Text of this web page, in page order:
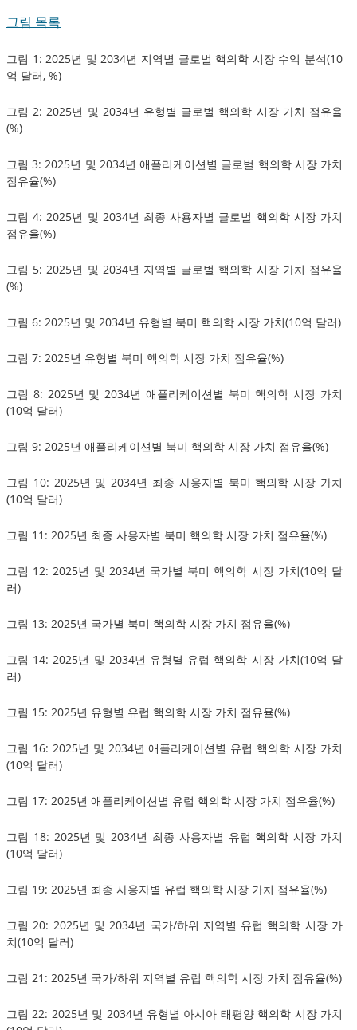
그림 목록
그림 1: 2025년 및 2034년 지역별 글로벌 핵의학 시장 수익 분석(10
억 달러, %)
그림 2: 2025년 및 2034년 유형별 글로벌 핵의학 시장 가치 점유율
(%)
그림 3: 2025년 및 2034년 애플리케이션별 글로벌 핵의학 시장 가치
점유율(%)
그림 4: 2025년 및 2034년 최종 사용자별 글로벌 핵의학 시장 가치
점유율(%)
그림 5: 2025년 및 2034년 지역별 글로벌 핵의학 시장 가치 점유율
(%)
그림 6: 2025년 및 2034년 유형별 북미 핵의학 시장 가치(10억 달러)
그림 7: 2025년 유형별 북미 핵의학 시장 가치 점유율(%)
그림 8: 2025년 및 2034년 애플리케이션별 북미 핵의학 시장 가치
(10억 달러)
그림 9: 2025년 애플리케이션별 북미 핵의학 시장 가치 점유율(%)
그림 10: 2025년 및 2034년 최종 사용자별 북미 핵의학 시장 가치
(10억 달러)
그림 11: 2025년 최종 사용자별 북미 핵의학 시장 가치 점유율(%)
그림 12: 2025년 및 2034년 국가별 북미 핵의학 시장 가치(10억 달
러)
그림 13: 2025년 국가별 북미 핵의학 시장 가치 점유율(%)
그림 14: 2025년 및 2034년 유형별 유럽 핵의학 시장 가치(10억 달
러)
그림 15: 2025년 유형별 유럽 핵의학 시장 가치 점유율(%)
그림 16: 2025년 및 2034년 애플리케이션별 유럽 핵의학 시장 가치
(10억 달러)
그림 17: 2025년 애플리케이션별 유럽 핵의학 시장 가치 점유율(%)
그림 18: 2025년 및 2034년 최종 사용자별 유럽 핵의학 시장 가치
(10억 달러)
그림 19: 2025년 최종 사용자별 유럽 핵의학 시장 가치 점유율(%)
그림 20: 2025년 및 2034년 국가/하위 지역별 유럽 핵의학 시장 가
치(10억 달러)
그림 21: 2025년 국가/하위 지역별 유럽 핵의학 시장 가치 점유율(%)
그림 22: 2025년 및 2034년 유형별 아시아 태평양 핵의학 시장 가치